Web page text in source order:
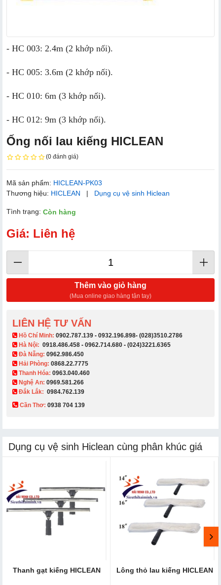
- HC 003: 2.4m (2 khớp nối).
- HC 005: 3.6m (2 khớp nối).
- HC 010: 6m (3 khớp nối).
- HC 012: 9m (3 khớp nối).
Ống nối lau kiếng HICLEAN
(0 đánh giá)
Mã sản phẩm: HICLEAN-PK03
Thương hiệu: HICLEAN | Dụng cụ vệ sinh Hiclean
Tình trạng: Còn hàng
Giá: Liên hệ
Thêm vào giỏ hàng
(Mua online giao hàng tận tay)
LIÊN HỆ TƯ VẤN
​ Hồ Chí Minh: 0902.787.139 - 0932.196.898- (028)3510.2786
Hà Nội: 0918.486.458 - 0962.714.680 - (024)3221.6365
Đà Nẵng: 0962.986.450
Hải Phòng: 0868.22.7775
Thanh Hóa: 0963.040.460
Nghệ An: 0969.581.266
Đắk Lắk: 0984.762.139
Cần Thơ: 0938 704 139​
Dụng cụ vệ sinh Hiclean cùng phân khúc giá
Thanh gạt kiếng HICLEAN Lông thỏ lau kiếng HICLEAN